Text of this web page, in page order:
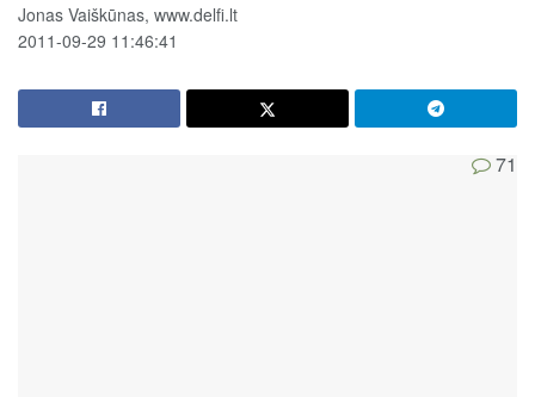
Jonas Vaiškūnas, www.delfi.lt
2011-09-29 11:46:41
71